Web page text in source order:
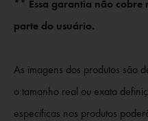
** Essa garantia não
parte do usuário.
As imagens dos produtos são
o tamanho real ou exata
específicas nos produtos